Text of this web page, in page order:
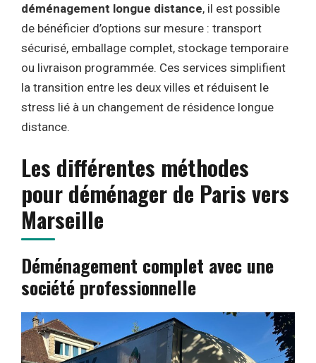
déménagement longue distance, il est possible
de bénéficier d’options sur mesure : transport
sécurisé, emballage complet, stockage temporaire
ou livraison programmée. Ces services simplifient
la transition entre les deux villes et réduisent le
stress lié à un changement de résidence longue
distance.
Les différentes méthodes
pour déménager de Paris vers
Marseille
Déménagement complet avec une
société professionnelle